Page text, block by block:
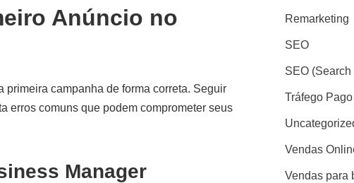
Anúncio no
primeira campanha de forma correta. Seguir
erros comuns que podem comprometer seus
Manager
Remarketing
SEO
SEO
Tráfego Pago
Vendas
Vendas para